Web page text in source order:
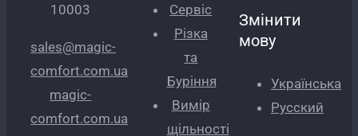
10003
sales@magic-
comfort.com.ua
magic-
comfort.com.ua
Сервіс
Різка
та
Буріння
Вимір
щільності
Змінити
мову
Українська
Русский